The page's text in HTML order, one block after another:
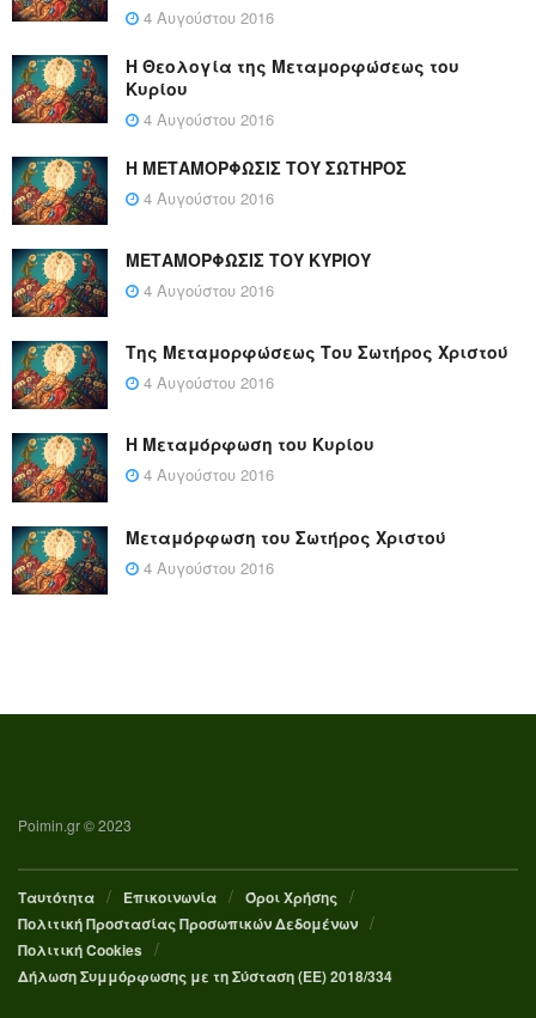
4 Αυγούστου 2016
Η Θεολογία της Μεταμορφώσεως του
Κυρίου
4 Αυγούστου 2016
Η ΜΕΤΑΜΟΡΦΩΣΙΣ ΤΟΥ ΣΩΤΗΡΟΣ
4 Αυγούστου 2016
ΜΕΤΑΜΟΡΦΩΣΙΣ ΤΟΥ ΚΥΡΙΟΥ
4 Αυγούστου 2016
Της Μεταμορφώσεως Του Σωτήρος Χριστού
4 Αυγούστου 2016
Η Μεταμόρφωση του Κυρίου
4 Αυγούστου 2016
Μεταμόρφωση του Σωτήρος Χριστού
4 Αυγούστου 2016
Poimin.gr © 2023
Ταυτότητα Επικοινωνία
Όροι Χρήσης
Πολιτική Προστασίας Προσωπικών Δεδομένων
Πολιτική Cookies
Δήλωση Συμμόρφωσης με τη Σύσταση (ΕΕ) 2018/334